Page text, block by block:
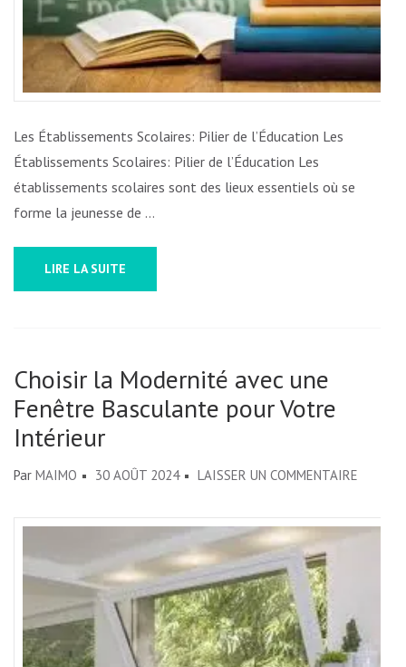
Les Établissements Scolaires: Pilier de l’Éducation Les
Établissements Scolaires: Pilier de l’Éducation Les
établissements scolaires sont des lieux essentiels où se
forme la jeunesse de …
LIRE LA SUITE
Choisir la Modernité avec une
Fenêtre Basculante pour Votre
Intérieur
Par MAIMO 30 AOÛT 2024 LAISSER UN COMMENTAIRE
LA